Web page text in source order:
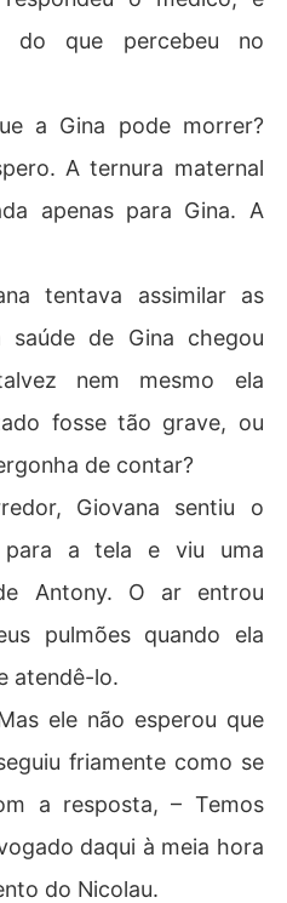
do que percebeu no
a Gina pode morrer?
A ternura maternal
apenas para Gina. A
tentava assimilar as
saúde de Gina chegou
nem mesmo ela
fosse tão grave, ou
de contar?
Giovana sentiu o
para a tela e viu uma
Antony. O ar entrou
pulmões quando ela
atendê-lo.
ele não esperou que
friamente como se
a resposta, – Temos
daqui à meia hora
do Nicolau.